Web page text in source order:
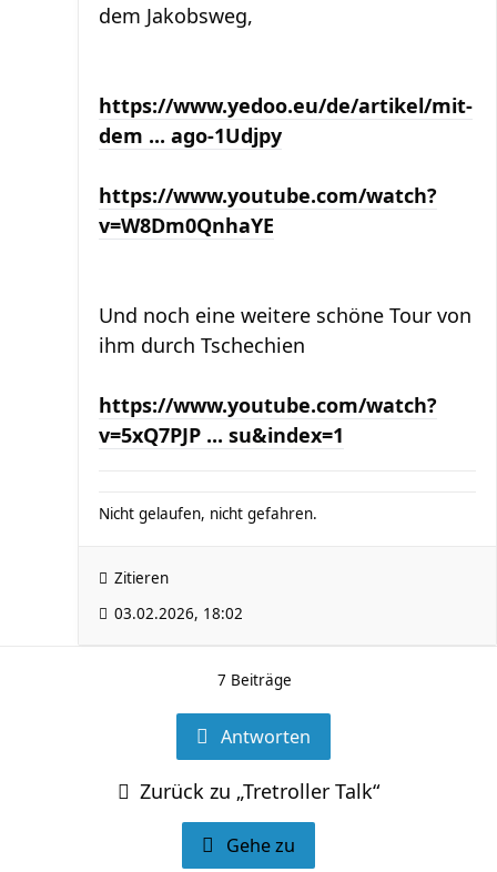
dem Jakobsweg,
https://www.yedoo.eu/de/artikel/mit-
dem ... ago-1Udjpy
https://www.youtube.com/watch?
v=W8Dm0QnhaYE
Und noch eine weitere schöne Tour von
ihm durch Tschechien
https://www.youtube.com/watch?
v=5xQ7PJP ... su&index=1
Nicht gelaufen, nicht gefahren.
Zitieren
03.02.2026, 18:02
7 Beiträge
Antworten
Zurück zu „Tretroller Talk“
Gehe zu